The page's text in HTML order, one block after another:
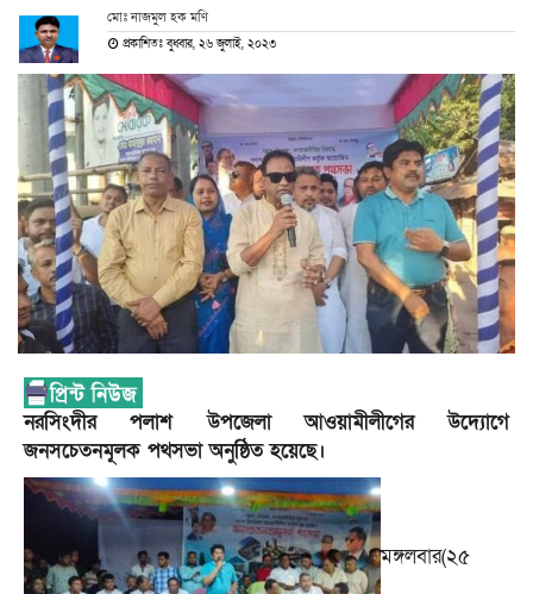
মোঃ নাজমুল হক মণি
প্রকাশিতঃ বুধবার, ২৬ জুলাই, ২০২৩
নরসিংদীর পলাশ উপজেলা আওয়ামীলীগের উদ্যোগে
জনসচেতনমূলক পথসভা অনুষ্ঠিত হয়েছে।
মঙ্গলবার(২৫